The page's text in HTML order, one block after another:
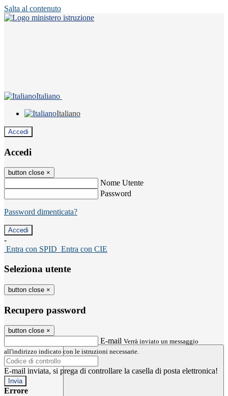
Salta al contenuto
Italiano
Italiano
Accedi
Accedi
button close ×
Nome Utente
Password
Password dimenticata?
-
Entra con SPID Entra con CIE
Seleziona utente
button close ×
Recupero password
button close ×
E-mail Verrà inviato un messaggio
all'indirizzo indicato con le istruzioni necessarie.
E-mail inviata, si prega di controllare la casella di posta elettronica!
Errore